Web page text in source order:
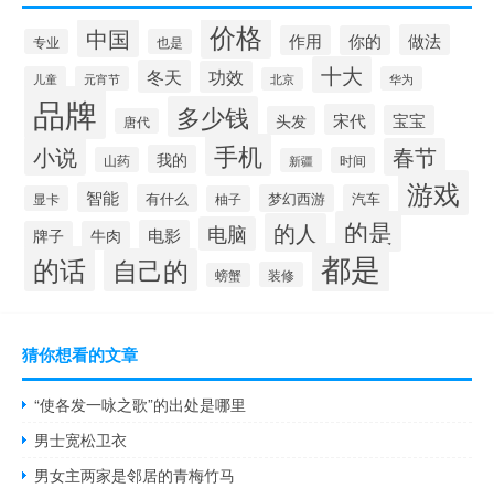
专业 中国 也是 价格 作用 你的 做法
儿童 元宵节 冬天 功效 北京 十大 华为
品牌 唐代 多少钱 头发 宋代 宝宝
小说 山药 我的 手机 新疆 时间 春节
显卡 智能 有什么 柚子 梦幻西游 汽车 游戏
牌子 牛肉 电影 电脑 的人 的是
的话 自己的 螃蟹 装修 都是
猜你想看的文章
“使各发一咏之歌”的出处是哪里
男士宽松卫衣
男女主两家是邻居的青梅竹马